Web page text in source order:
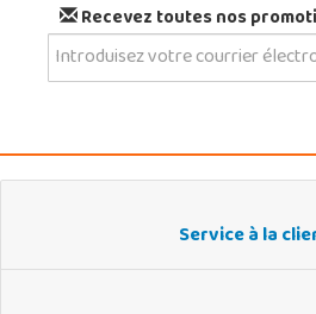
Recevez toutes nos
Service à la